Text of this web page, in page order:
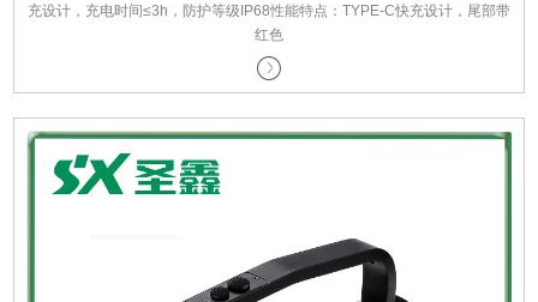
充设计，充电时间≤3h，防护等级IP68性能特点：TYPE-C快充设计，尾部带
红色